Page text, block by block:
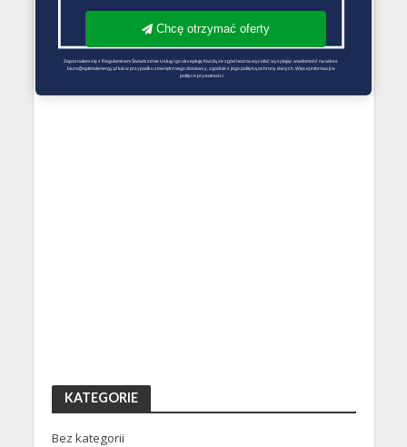
KATEGORIE
Bez kategorii
Chcę otrzymać oferty
Zapoznałem się z Regulaminem Świadczenie Usług i go akceptuję Każdą ze zgód można wycofać wysyłając wiadomość na adres
biuro@optimalenergy.pl lub w przypadku zewnętrznego dostawcy, zgodnie z jego polityką ochrony danych. Więcej informacji w
polityce prywatności